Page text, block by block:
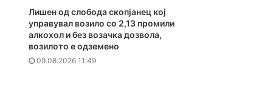
Лишен од слобода скопјанец кој
управувал возило со 2,13 промили
алкохол и без возачка дозвола,
возилото е одземено
09.08.2026 11:49